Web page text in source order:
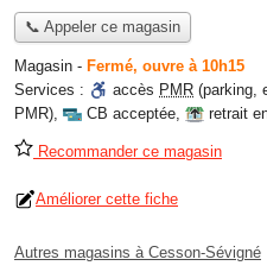
📞 Appeler ce magasin
Magasin - Fermé, ouvre à 10h15
Services :
accès PMR (parking,
PMR), CB acceptée, retrait
Recommander ce magasin
Améliorer cette fiche
Autres magasins à Cesson-Sévigné